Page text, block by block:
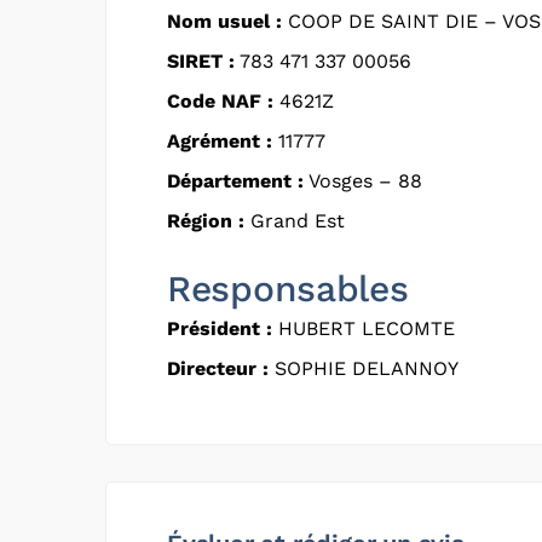
Nom usuel : COOP DE SAINT DIE –
SIRET : 783 471 337 00056
Code NAF : 4621Z
Agrément : 11777
Département : Vosges – 88
Région : Grand Est
Responsables
Président : HUBERT LECOMTE
Directeur : SOPHIE DELANNOY